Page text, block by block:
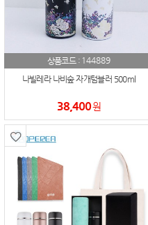
상품코드 : 144889
나빌레라 나비숲 자개텀블러 500ml
38,400원